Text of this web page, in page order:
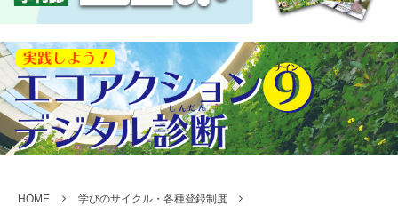
HOME
学びのサイクル・各種登録制度